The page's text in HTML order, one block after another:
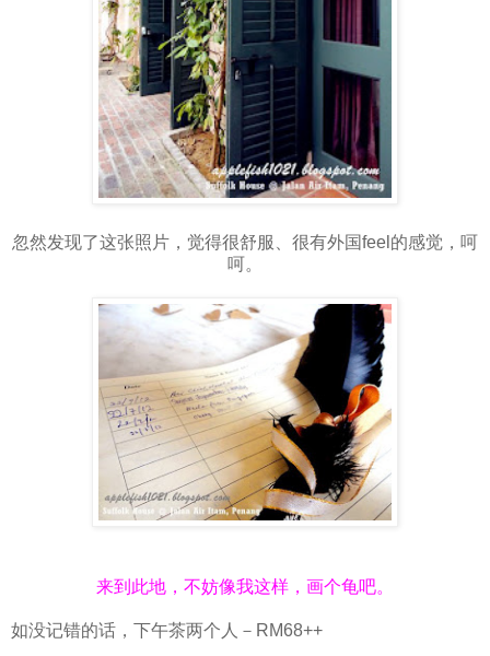
忽然发现了这张照片，觉得很舒服、很有外国feel的感觉，呵
呵。
来到此地，不妨像我这样，画个龟吧。
如没记错的话，下午茶两个人－RM68++